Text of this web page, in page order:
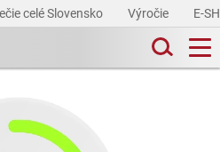
celé Slovensko Výročie E-